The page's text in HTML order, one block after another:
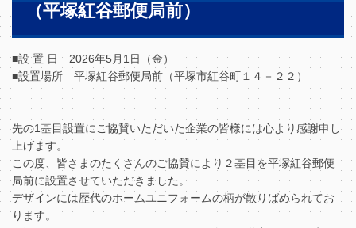
（平塚紅谷郵便局前）
■設 置 日 2026年5月1日（金）
■設置場所 平塚紅谷郵便局前（平塚市紅谷町１４－２２）
先の1基目設置にご協賛いただいた企業の皆様には心より感謝申し
上げます。
この度、皆さまのたくさんのご協賛により２基目を平塚紅谷郵便
局前に設置させていただきました。
デザインには歴代のホームユニフォームの柄が散りばめられてお
ります。